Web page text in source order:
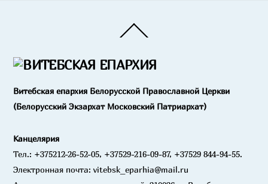
To
Витебская епархия Белорусской Православной Церкви
(Белорусский Экзархат Московский Патриархат)
Канцелярия
Тел.: +375212-26-52-05, +37529-216-09-87, +37529 844-94-55.
Электронная почта: vitebsk_eparhia@mail.ru